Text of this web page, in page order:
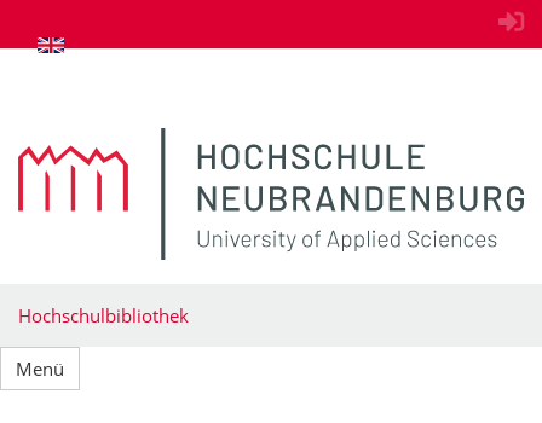
zum Inhalt springen
Hochschulbibliothek
Menü